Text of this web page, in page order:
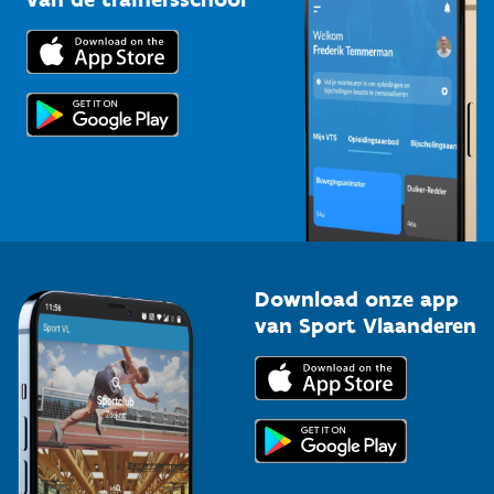
Trainers en begeleiders
Topsporters
Downloads
Voor de pers
Download onze app
van Sport Vlaanderen